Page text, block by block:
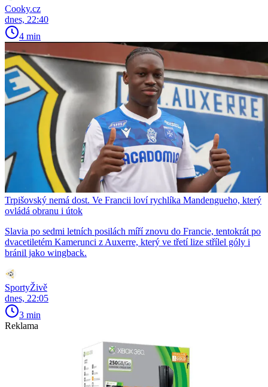
Cooky.cz
dnes, 22:40
4 min
Trpišovský nemá dost. Ve Francii loví rychlíka Mandengueho, který
ovládá obranu i útok
Slavia po sedmi letních posilách míří znovu do Francie, tentokrát po
dvacetiletém Kamerunci z Auxerre, který ve třetí lize střílel góly i
bránil jako wingback.
SportyŽivě
dnes, 22:05
3 min
Reklama